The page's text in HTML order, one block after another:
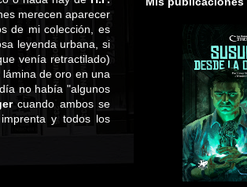
merecen aparecer
de mi colección, es
leyenda urbana, si
venía retractilado)
de oro en una
no había "algunos
cuando ambos se
y todos los